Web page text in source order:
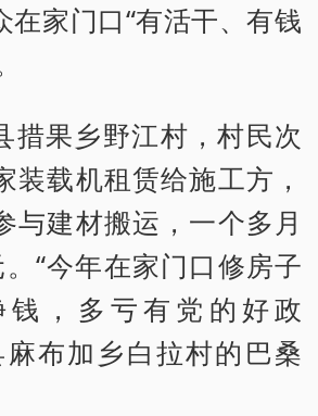
在家门口“有活干、有钱
措果乡野江村，村民次
装载机租赁给施工方，
与建材搬运，一个多月
“今年在家门口修房子
，多亏有党的好政
麻布加乡白拉村的巴桑